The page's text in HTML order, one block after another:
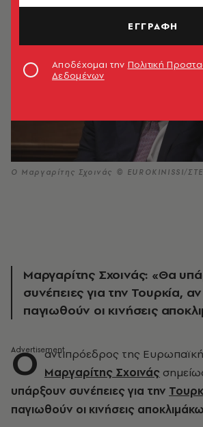
Ο Μαργαρίτης Σχοινάς © EUROKINISSI/
Μαργαρίτης Σχοινάς: «Θα
συνέπειες για την Τουρκία,
παγιωθούν οι κινήσεις
O αντιπρόεδρος της
Μαργαρίτης Σχοινάς
υπάρξουν συνέπειες για την
παγιωθούν οι κινήσεις
ΕΓΓΡΑΦΗ
Αποδέχομαι την Πολιτική
Δεδομένων